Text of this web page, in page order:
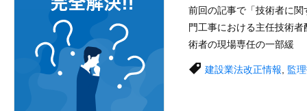
前回の記事で「技術者に
門工事における主任技術
術者の現場専任の一部緩
建設業法改正情報 監